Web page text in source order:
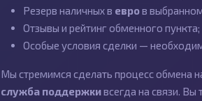
Резерв наличных в евров
Отзывы и рейтинг обменного пункта;
Особые условия сделки —
Мы стремимся сделать процесс обмена
служба поддержкивсегда на связи.